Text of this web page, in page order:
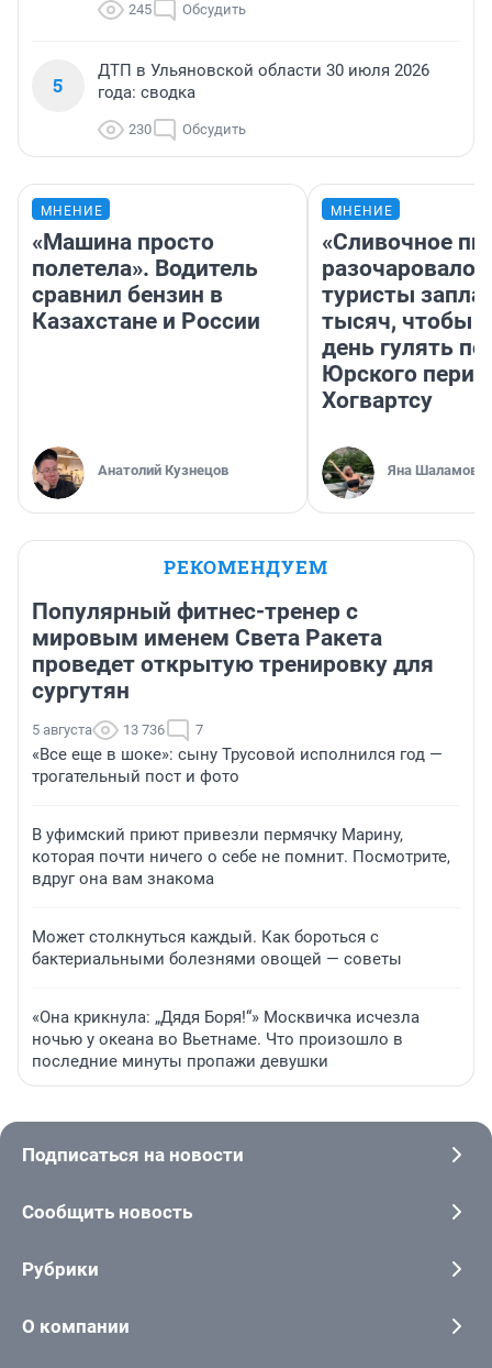
245 Обсудить
5
ДТП в Ульяновской области 30 июля 2026
года: сводка
230 Обсудить
МНЕНИЕ
«Машина просто
полетела». Водитель
сравнил бензин в
Казахстане и России
Анатолий Кузнецов
МНЕНИЕ
«Сливочное
разочаровало»:
туристы
тысяч, чтобы
день гулять по
Юрского
Хогвартсу
Яна Шаламова
РЕКОМЕНДУЕМ
Популярный фитнес-тренер с
мировым именем Света Ракета
проведет открытую тренировку для
сургутян
5 августа 13 736 7
«Все еще в шоке»: сыну Трусовой исполнился год —
трогательный пост и фото
В уфимский приют привезли пермячку Марину,
которая почти ничего о себе не помнит. Посмотрите,
вдруг она вам знакома
Может столкнуться каждый. Как бороться с
бактериальными болезнями овощей — советы
«Она крикнула: „Дядя Боря!“» Москвичка исчезла
ночью у океана во Вьетнаме. Что произошло в
последние минуты пропажи девушки
Подписаться на новости
Сообщить новость
Рубрики
О компании